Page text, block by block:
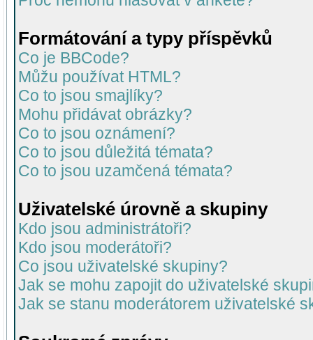
Formátování a typy příspěvků
Co je BBCode?
Můžu používat HTML?
Co to jsou smajlíky?
Mohu přidávat obrázky?
Co to jsou oznámení?
Co to jsou důležitá témata?
Co to jsou uzamčená témata?
Uživatelské úrovně a skupiny
Kdo jsou administrátoři?
Kdo jsou moderátoři?
Co jsou uživatelské skupiny?
Jak se mohu zapojit do uživatelské
Jak se stanu moderátorem uživatelské